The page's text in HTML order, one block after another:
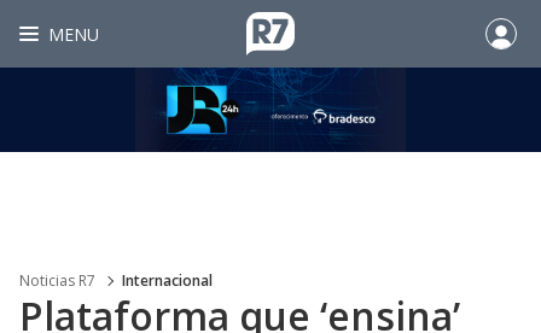
MENU
Noticias R7 Internacional
Plataforma que ‘ensina’